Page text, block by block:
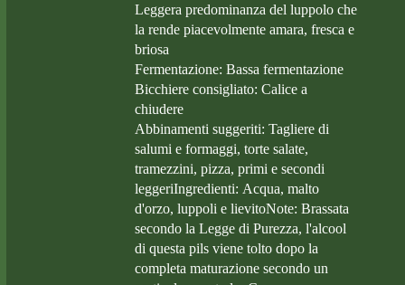
Leggera predominanza del luppolo che
la rende piacevolmente amara, fresca e
briosa
Fermentazione: Bassa fermentazione
Bicchiere consigliato: Calice a
chiudere
Abbinamenti suggeriti: Tagliere di
salumi e formaggi, torte salate,
tramezzini, pizza, primi e secondi
leggeriIngredienti: Acqua, malto
d'orzo, luppoli e lievitoNote: Brassata
secondo la Legge di Purezza, l'alcool
di questa pils viene tolto dopo la
completa maturazione secondo un